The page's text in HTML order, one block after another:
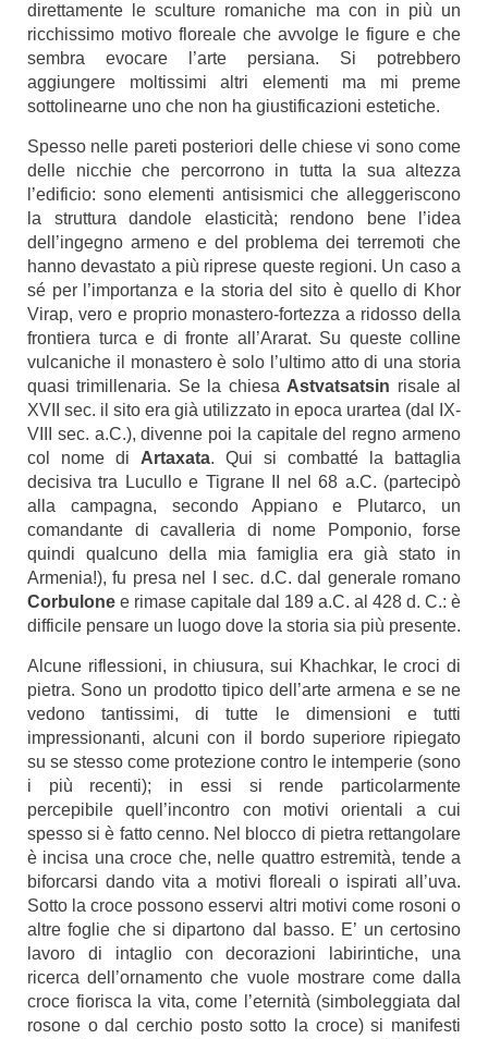
direttamente le sculture romaniche ma con in più un
ricchissimo motivo floreale che avvolge le figure e che
sembra evocare l’arte persiana. Si potrebbero
aggiungere moltissimi altri elementi ma mi preme
sottolinearne uno che non ha giustificazioni estetiche.
Spesso nelle pareti posteriori delle chiese vi sono come
delle nicchie che percorrono in tutta la sua altezza
l’edificio: sono elementi antisismici che alleggeriscono
la struttura dandole elasticità; rendono bene l’idea
dell’ingegno armeno e del problema dei terremoti che
hanno devastato a più riprese queste regioni. Un caso a
sé per l’importanza e la storia del sito è quello di Khor
Virap, vero e proprio monastero-fortezza a ridosso della
frontiera turca e di fronte all’Ararat. Su queste colline
vulcaniche il monastero è solo l’ultimo atto di una storia
quasi trimillenaria. Se la chiesa Astvatsatsin risale al
XVII sec. il sito era già utilizzato in epoca urartea (dal IX-
VIII sec. a.C.), divenne poi la capitale del regno armeno
col nome di Artaxata. Qui si combatté la battaglia
decisiva tra Lucullo e Tigrane II nel 68 a.C. (partecipò
alla campagna, secondo Appiano e Plutarco, un
comandante di cavalleria di nome Pomponio, forse
quindi qualcuno della mia famiglia era già stato in
Armenia!), fu presa nel I sec. d.C. dal generale romano
Corbulone e rimase capitale dal 189 a.C. al 428 d. C.: è
difficile pensare un luogo dove la storia sia più presente.
Alcune riflessioni, in chiusura, sui Khachkar, le croci di
pietra. Sono un prodotto tipico dell’arte armena e se ne
vedono tantissimi, di tutte le dimensioni e tutti
impressionanti, alcuni con il bordo superiore ripiegato
su se stesso come protezione contro le intemperie (sono
i più recenti); in essi si rende particolarmente
percepibile quell’incontro con motivi orientali a cui
spesso si è fatto cenno. Nel blocco di pietra rettangolare
è incisa una croce che, nelle quattro estremità, tende a
biforcarsi dando vita a motivi floreali o ispirati all’uva.
Sotto la croce possono esservi altri motivi come rosoni o
altre foglie che si dipartono dal basso. E’ un certosino
lavoro di intaglio con decorazioni labirintiche, una
ricerca dell’ornamento che vuole mostrare come dalla
croce fiorisca la vita, come l’eternità (simboleggiata dal
rosone o dal cerchio posto sotto la croce) si manifesti